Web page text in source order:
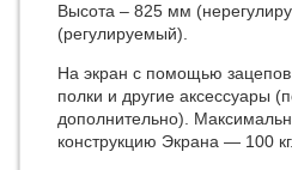
Высота – 825 мм
(регулируемый).
На экран с помощью зацепов
полки и другие аксессуары
дополнительно).
конструкцию Экрана — 100 кг.